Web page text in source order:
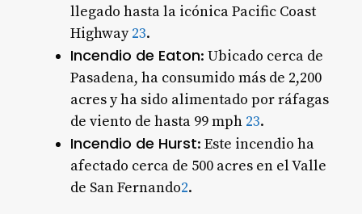
llegado hasta la icónica Pacific Coast
Highway23.
Incendio de Eaton: Ubicado cerca de
Pasadena, ha consumido más de 2,200
acres y ha sido alimentado por ráfagas
de viento de hasta 99 mph 23.
Incendio de Hurst: Este incendio ha
afectado cerca de 500 acres en el Valle
de San Fernando2.